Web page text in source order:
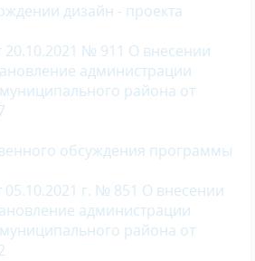
дизайн - проекта
20.10.2021 № 911 О внесении
администрации
района от
обсуждения программы
05.10.2021 г. № 851 О внесении
администрации
района от